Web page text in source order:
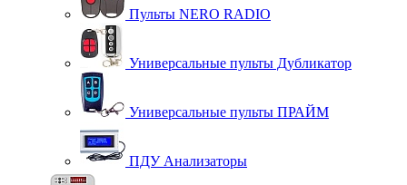
Пульты NERO RADIO
Универсальные пульты Дубликатор
Универсальные пульты ПРАЙМ
ПДУ Анализаторы